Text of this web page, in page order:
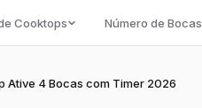
Cooktops Número de Bocas
Ative 4 Bocas com Timer 2026